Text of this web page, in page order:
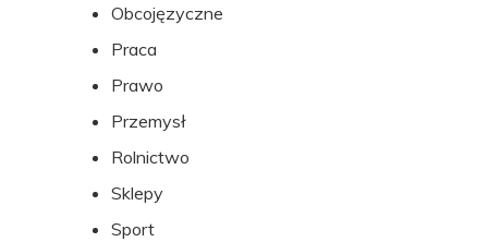
Obcojęzyczne
Praca
Prawo
Przemysł
Rolnictwo
Sklepy
Sport